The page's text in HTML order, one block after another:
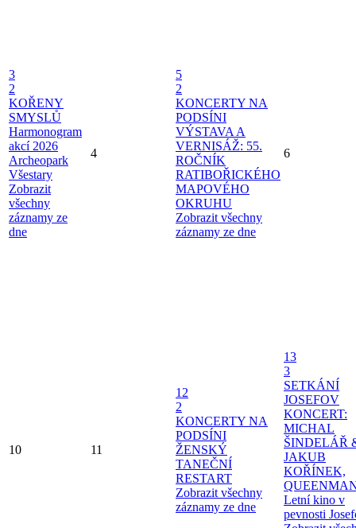
3
2
KOŘENY
SMYSLŮ
Harmonogram
akcí 2026
Archeopark
Všestary
Zobrazit
všechny
záznamy ze
dne
4
5
2
KONCERTY NA
PODSÍNI
VÝSTAVA A
VERNISÁŽ: 55.
ROČNÍK
RATIBOŘICKÉHO
MAPOVÉHO
OKRUHU
Zobrazit všechny
záznamy ze dne
6
10 11
12
2
KONCERTY NA
PODSÍNI
ŽENSKÝ
TANEČNÍ
RESTART
Zobrazit všechny
záznamy ze dne
13
3
SETKÁNÍ
JOSEFOV
KONCERT:
MICHAL
ŠINDELÁŘ
JAKUB
KOŘÍNEK,
Letní kino v
pevnosti